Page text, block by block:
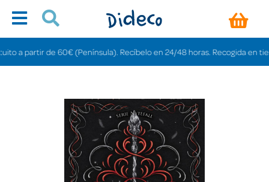
partir de 60€ (Península). Recíbelo en 24/48 horas. Recogida en